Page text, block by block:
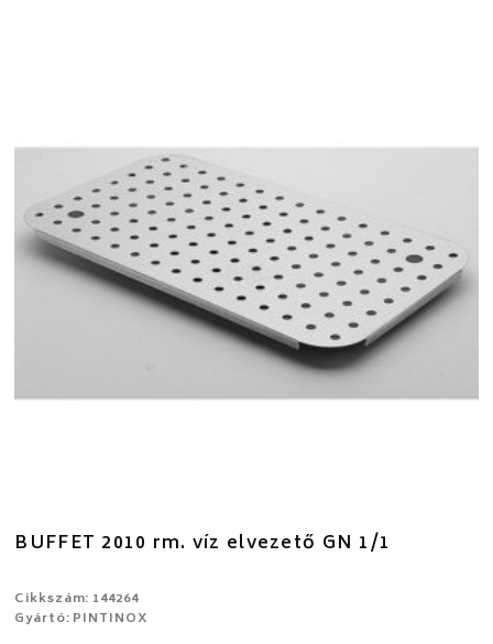
BUFFET 2010 rm. víz elvezető GN 1/1
Cikkszám: 144264
Gyártó: PINTINOX